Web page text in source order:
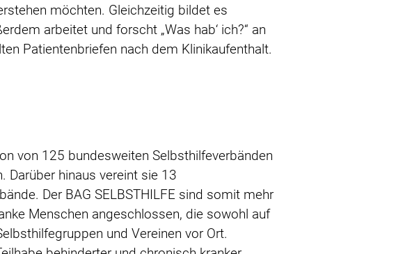
möchten. Gleichzeitig bildet es
arbeitet und forscht „Was hab‘ ich?“ an
Patientenbriefen nach dem Klinikaufenthalt.
von 125 bundesweiten Selbsthilfeverbänden
Darüber hinaus vereint sie 13
Der BAG SELBSTHILFE sind somit mehr
Menschen angeschlossen, die sowohl auf
und Vereinen vor Ort.